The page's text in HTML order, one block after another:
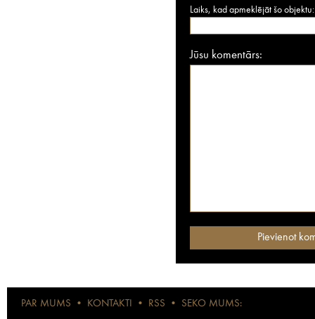
Laiks, kad apmeklējāt šo objektu:
Jūsu komentārs:
PAR MUMS • KONTAKTI • RSS • SEKO MUMS: